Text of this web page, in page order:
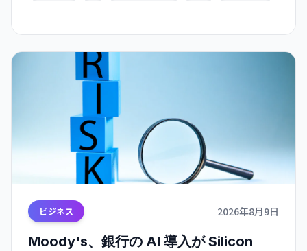
ビジネス 2026年8月9日
Moody's、銀行の AI 導入が Silicon